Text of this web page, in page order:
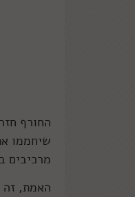
החורף
מרכיבים
האמת, זה